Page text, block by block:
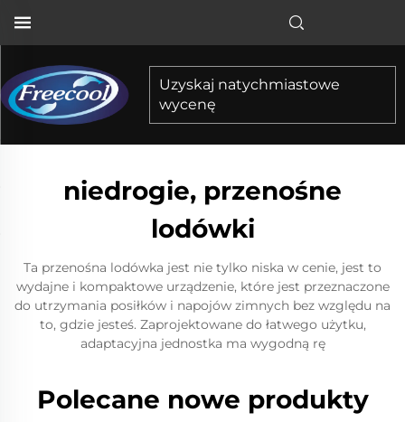
Uzyskaj natychmiastowe
wycenę
niedrogie, przenośne
lodówki
Ta przenośna lodówka jest nie tylko niska w cenie, jest to
wydajne i kompaktowe urządzenie, które jest przeznaczone
do utrzymania posiłków i napojów zimnych bez względu na
to, gdzie jesteś. Zaprojektowane do łatwego użytku,
adaptacyjna jednostka ma wygodną rę
Polecane nowe produkty